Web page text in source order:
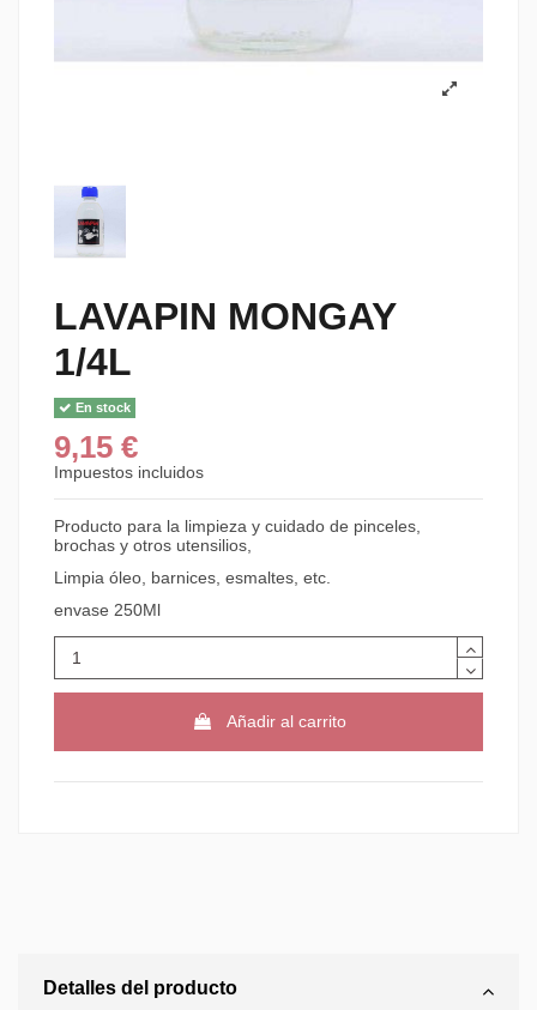
LAVAPIN MONGAY
1/4L
En stock
9,15 €
Impuestos incluidos
Producto para la limpieza y cuidado de pinceles,
brochas y otros utensilios,
Limpia óleo, barnices, esmaltes, etc.
envase 250Ml
Añadir al carrito
Detalles del producto